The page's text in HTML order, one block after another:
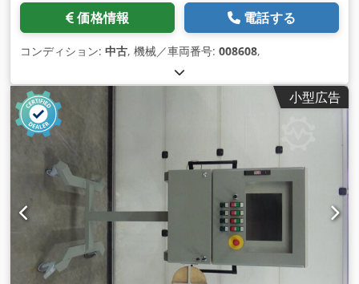
価格情報 電話する
コンディション: 中古, 機械／車両番号: 008608,
小型広告